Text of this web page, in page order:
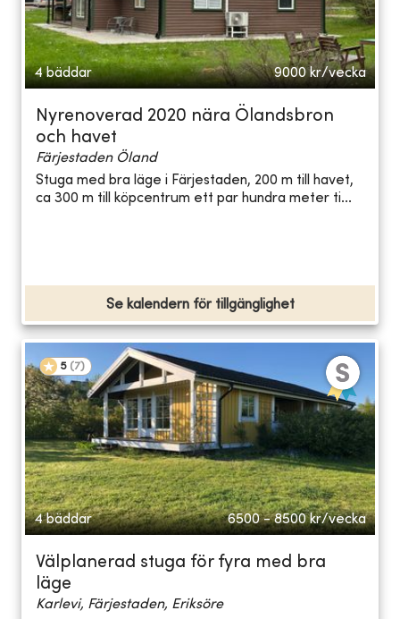
4 bäddar 9000 kr/vecka
Nyrenoverad 2020 nära Ölandsbron
och havet
Färjestaden Öland
Stuga med bra läge i Färjestaden, 200 m till havet,
ca 300 m till köpcentrum ett par hundra meter ti...
Se kalendern för tillgänglighet
5 (7)
4 bäddar 6500 - 8500 kr/vecka
Välplanerad stuga för fyra med bra
läge
Karlevi, Färjestaden, Eriksöre